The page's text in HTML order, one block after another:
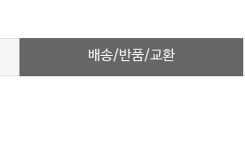
배송/반품/교환